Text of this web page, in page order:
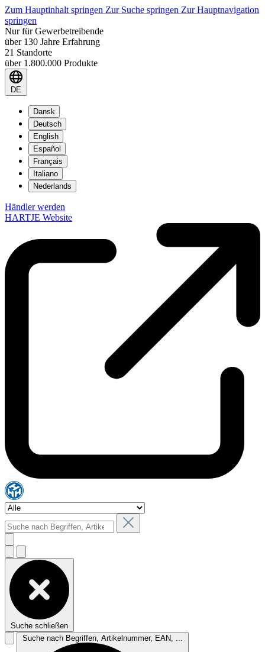
Zum Hauptinhalt springen Zur Suche springen Zur Hauptnavigation
springen
Nur für Gewerbetreibende
über 130 Jahre Erfahrung
21 Standorte
über 1.800.000 Produkte
DE
Dansk
Deutsch
English
Español
Français
Italiano
Nederlands
Händler werden
HARTJE Website
Suche schließen
Suche nach Begriffen, Artikelnummer, EAN, ...